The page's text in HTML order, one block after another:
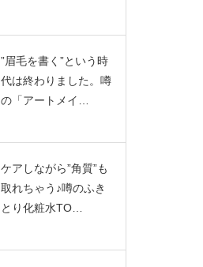
”眉毛を書く”という時
代は終わりました。噂
の「アートメイ…
ケアしながら”角質”も
取れちゃう♪噂のふき
とり化粧水TO…